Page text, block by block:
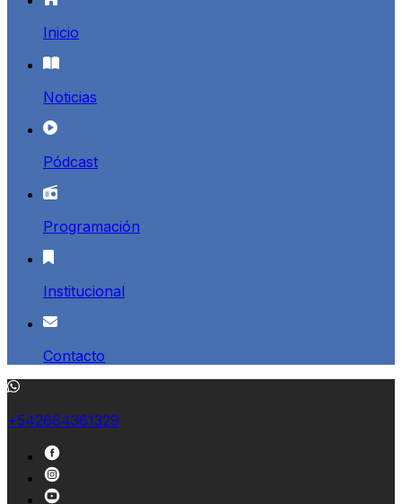
Inicio
Noticias
Pódcast
Programación
Institucional
Contacto
+542664361329